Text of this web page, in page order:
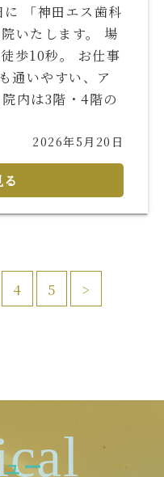
「神田エス歯科
いたします。 場
歩10秒。 お仕事
通いやすい、ア
内は3階・4階の
2026年5月20日
4 5 >
ー